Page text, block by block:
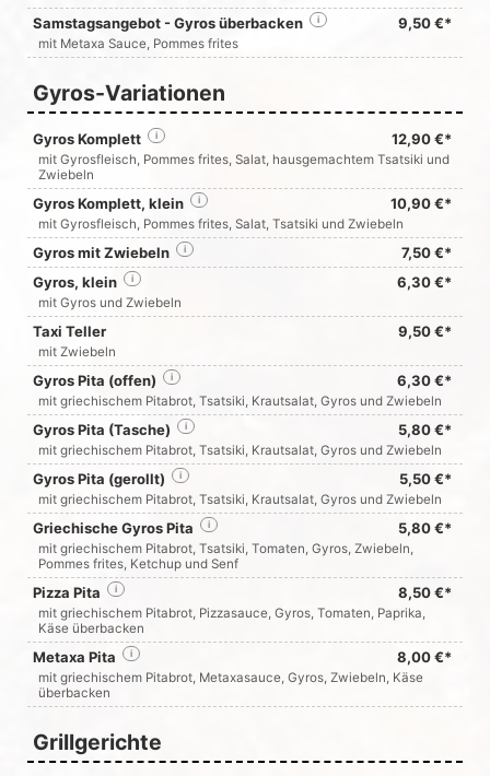
Samstagsangebot - Gyros überbacken 9,50 €*
i
mit Metaxa Sauce, Pommes frites
Gyros-Variationen
Gyros Komplett 12,90 €*
i
mit Gyrosfleisch, Pommes frites, Salat, hausgemachtem Tsatsiki und
Zwiebeln
Gyros Komplett, klein 10,90 €*
i
mit Gyrosfleisch, Pommes frites, Salat, Tsatsiki und Zwiebeln
Gyros mit Zwiebeln 7,50 €*
i
Gyros, klein 6,30 €*
i
mit Gyros und Zwiebeln
Taxi Teller 9,50 €*
mit Zwiebeln
Gyros Pita (offen) 6,30 €*
i
mit griechischem Pitabrot, Tsatsiki, Krautsalat, Gyros und Zwiebeln
Gyros Pita (Tasche) 5,80 €*
i
mit griechischem Pitabrot, Tsatsiki, Krautsalat, Gyros und Zwiebeln
Gyros Pita (gerollt) 5,50 €*
i
mit griechischem Pitabrot, Tsatsiki, Krautsalat, Gyros und Zwiebeln
Griechische Gyros Pita 5,80 €*
i
mit griechischem Pitabrot, Tsatsiki, Tomaten, Gyros, Zwiebeln,
Pommes frites, Ketchup und Senf
Pizza Pita 8,50 €*
i
mit griechischem Pitabrot, Pizzasauce, Gyros, Tomaten, Paprika,
Käse überbacken
Metaxa Pita 8,00 €*
i
mit griechischem Pitabrot, Metaxasauce, Gyros, Zwiebeln, Käse
überbacken
Grillgerichte